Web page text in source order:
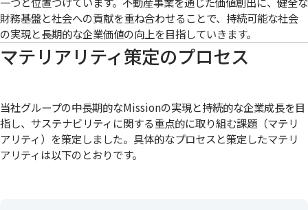
財務基盤と社会への貢献を重ね合わせることで、持続可能な社会
の実現と長期的な企業価値の向上を目指していきます。
マテリアリティ策定のプロセス
当社グループの中長期的なMissionの実現と持続的な企業成長を目
指し、サステナビリティに関する重点的に取り組む課題（マテリ
アリティ）を策定しました。具体的なプロセスと策定したマテリ
アリティは以下のとおりです。